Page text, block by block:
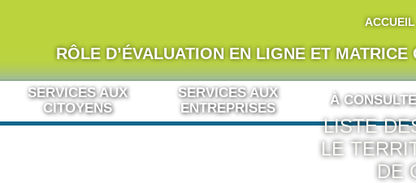
ACCUEIL
RÔLE D’ÉVALUATION EN LIGNE ET MATRICE
SERVICES AUX
CITOYENS
SERVICES AUX
ENTREPRISES
À
LISTE
LE
DE